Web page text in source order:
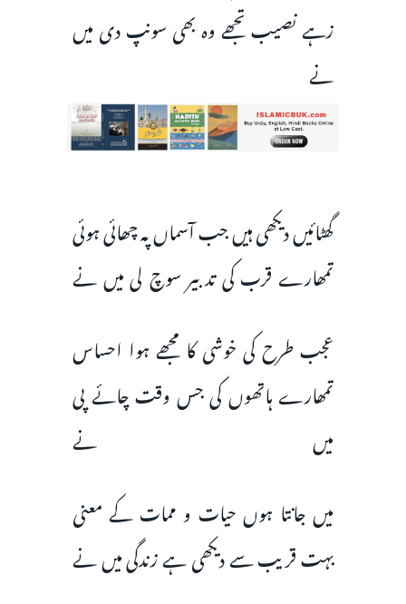
زہے نصیب تجھے وہ بھی سونپ دی میں
نے
گھٹائیں دیکھی ہیں جب آسماں پہ چھائی ہوئی
تمھارے قرب کی تدبیر سوچ لی میں نے
عجب طرح کی خوشی کا مجھے ہوا احساس
تمھارے ہاتھوں کی جس وقت چائے پی
میں نے
میں جانتا ہوں حیات و ممات کے معنی
بہت قریب سے دیکھی ہے زندگی میں نے